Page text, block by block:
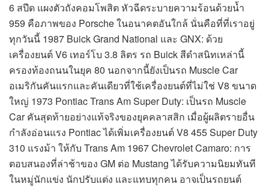
6 สปีด แผงตัวถังคอมโพสิต หัวฉีดระบายความร้อนด้วยน้ำ
959 คือภาพของ Porsche ในอนาคตอันใกล้ นั่นคือที่ที่เราอยู่
ทุกวันนี้ 1987 Buick Grand National และ GNX: ด้วย
เครื่องยนต์ V6 เทอร์โบ 3.8 ลิตร รถ Buick สีดำสนิทเหล่านี้
ครองท้องถนนในยุค 80 นอกจากนี้ยังเป็นรถ Muscle Car
อเมริกันคันแรกและคันเดียวที่ใช้เครื่องยนต์ที่ไม่ใช่ V8 ขนาด
ใหญ่ 1973 Pontiac Trans Am Super Duty: เป็นรถ Muscle
Car คันสุดท้ายอย่างแท้จริงของยุคคลาสสิก เมื่อผู้ผลิตรายอื่น
กำลังอ่อนแรง Pontiac ได้เพิ่มเครื่องยนต์ V8 455 Super Duty
310 แรงม้า ให้กับ Trans Am 1967 Chevrolet Camaro: การ
ตอบสนองที่ล่าช้าของ GM ต่อ Mustang ได้รับความนิยมทันที
ในหมู่นักแข่ง นักปรับแต่ง และแทบทุกคน อาจเป็นรถยนต์